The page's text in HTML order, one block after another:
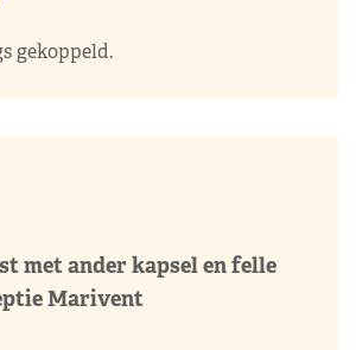
gekoppeld.
met ander kapsel en felle
Marivent